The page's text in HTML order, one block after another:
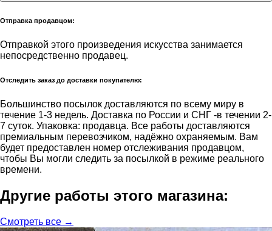
Отправка продавцом:
Отправкой этого произведения искусства занимается
непосредственно продавец.
Отследить заказ до доставки покупателю:
Большинство посылок доставляются по всему миру в
течение 1-3 недель. Доставка по России и СНГ -в течении 2-
7 суток. Упаковка: продавца. Все работы доставляются
премиальным перевозчиком, надёжно охраняемым. Вам
будет предоставлен номер отслеживания продавцом,
чтобы Вы могли следить за посылкой в режиме реального
времени.
Другие работы этого магазина:
Смотреть все →